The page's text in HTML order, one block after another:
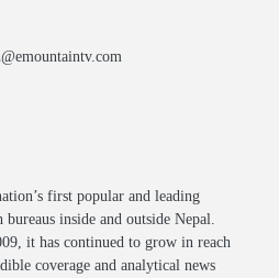
first popular and leading
inside and outside Nepal.
it has continued to grow in reach
coverage and analytical news